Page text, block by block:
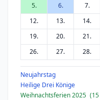
5.
6. 7.
12.
13. 14.
19.
20. 21.
26.
27. 28.
Neujahrstag
Heilige Drei Könige
Weihnachtsferien 2025 (15